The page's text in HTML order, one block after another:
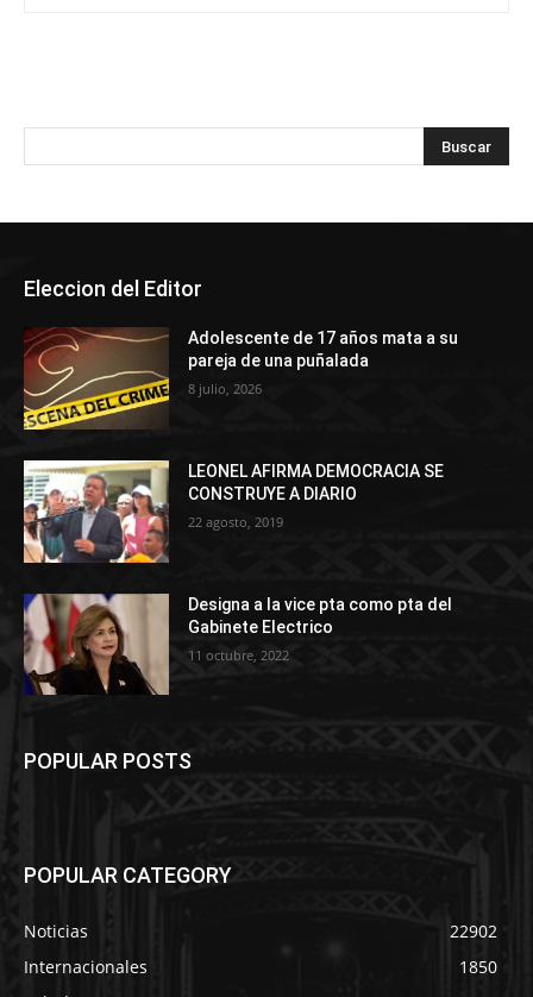
Eleccion del Editor
Adolescente de 17 años mata a su
pareja de una puñalada
8 julio, 2026
LEONEL AFIRMA DEMOCRACIA SE
CONSTRUYE A DIARIO
22 agosto, 2019
Designa a la vice pta como pta del
Gabinete Electrico
11 octubre, 2022
POPULAR POSTS
POPULAR CATEGORY
Noticias
22902
Internacionales
1850